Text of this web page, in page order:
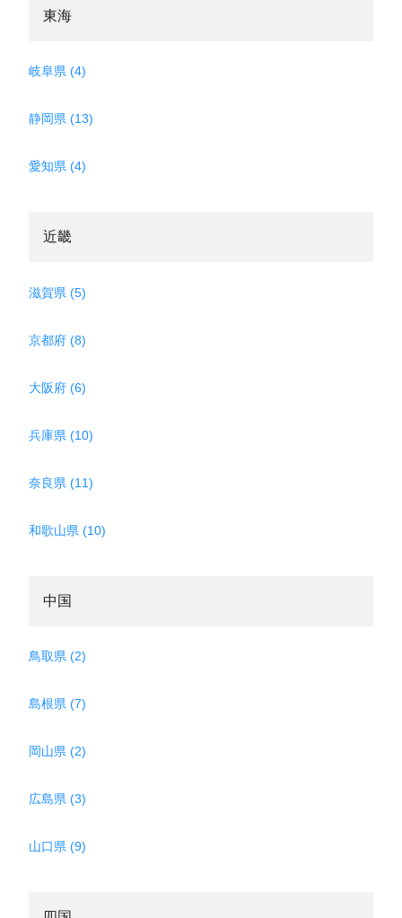
東海
岐阜県 (4)
静岡県 (13)
愛知県 (4)
近畿
滋賀県 (5)
京都府 (8)
大阪府 (6)
兵庫県 (10)
奈良県 (11)
和歌山県 (10)
中国
鳥取県 (2)
島根県 (7)
岡山県 (2)
広島県 (3)
山口県 (9)